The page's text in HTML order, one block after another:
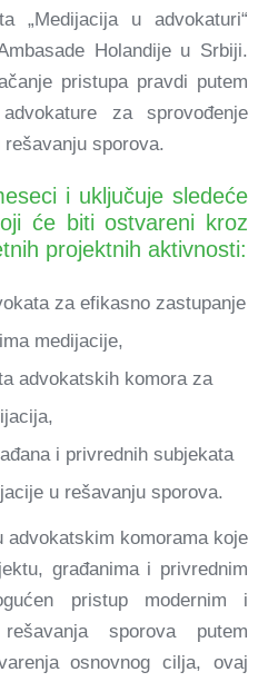
„Medijacija u advokaturi“
Holandije u Srbiji.
pristupa pravdi putem
za sprovođenje
sporova.
i uključuje sledeće
će biti ostvareni kroz
projektnih aktivnosti:
za efikasno zastupanje
medijacije,
advokatskih komora za
i privrednih subjekata
u rešavanju sporova.
advokatskim komorama koje
građanima i privrednim
pristup modernim i
sporova putem
osnovnog cilja, ovaj